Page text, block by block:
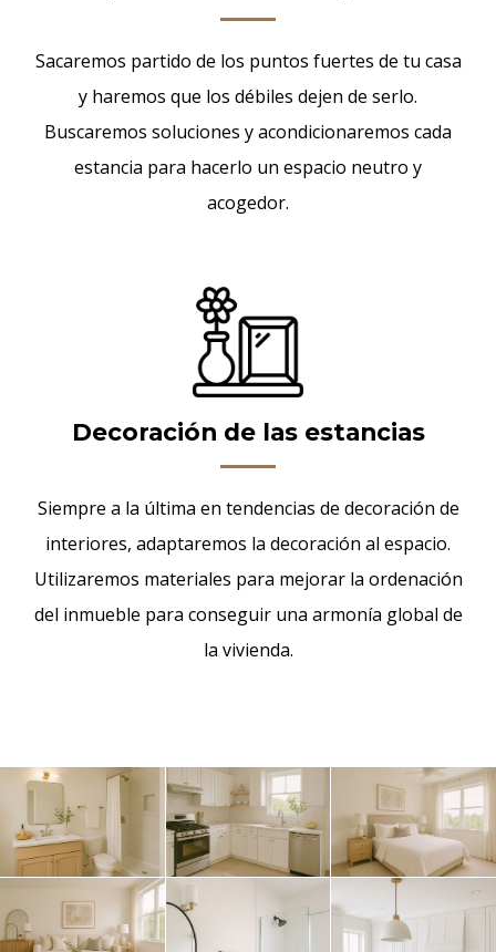
Sacaremos partido de los puntos fuertes de tu casa
y haremos que los débiles dejen de serlo.
Buscaremos soluciones y acondicionaremos cada
estancia para hacerlo un espacio neutro y
acogedor.
Decoración de las estancias
Siempre a la última en tendencias de decoración de
interiores, adaptaremos la decoración al espacio.
Utilizaremos materiales para mejorar la ordenación
del inmueble para conseguir una armonía global de
la vivienda.